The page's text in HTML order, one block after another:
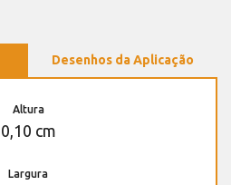
Desenhos da Aplicação
Altura
0,10 cm
Largura